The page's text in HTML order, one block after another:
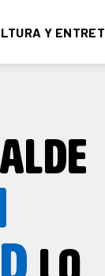
Y